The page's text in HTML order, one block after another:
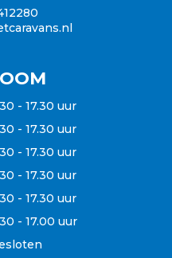
- 17.30 uur
- 17.30 uur
- 17.30 uur
- 17.30 uur
- 17.30 uur
- 17.00 uur